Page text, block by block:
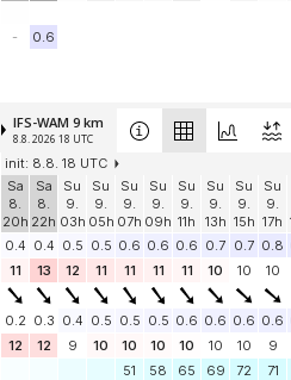
-
0.6
IFS-WAM 9 km
8.8. 2026 18 UTC
init: 8.8. 18 UTC
Sa
8.
20h
Sa
8.
22h
Su
9.
03h
Su
9.
05h
Su
9.
07h
Su
9.
09h
Su
9.
11h
Su
9.
13h
Su
9.
15h
Su
9.
17h
0.4 0.4 0.5 0.5 0.6 0.6 0.6 0.7 0.7 0.8
11
13 12 11 11 11 11 10 10 10
0.2 0.3 0.4 0.5 0.5 0.5 0.6 0.6 0.6 0.6
12
12 9 10 10 10 10 10 10 9
51
58 65 69 72 71